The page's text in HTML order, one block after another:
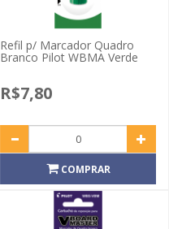
Refil p/ Marcador Quadro
Branco Pilot WBMA Verde
R$7,80
COMPRAR